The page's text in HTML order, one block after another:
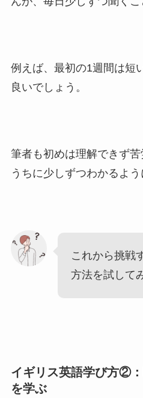
例えば、最初の1週間は短
良いでしょう。
筆者も初めは理解できず
うちに少しずつわかるよう
これから挑戦
方法を試して
イギリス英語学び方②
を学ぶ